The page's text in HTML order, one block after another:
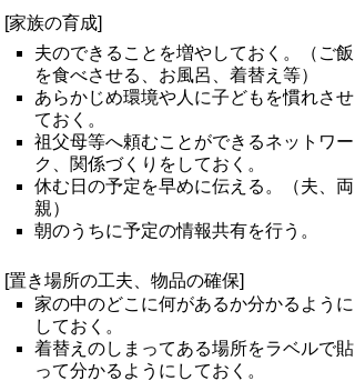
[家族の育成]
夫のできることを増やしておく。（ご飯
を食べさせる、お風呂、着替え等）
あらかじめ環境や人に子どもを慣れさせ
ておく。
祖父母等へ頼むことができるネットワー
ク、関係づくりをしておく。
休む日の予定を早めに伝える。（夫、両
親）
朝のうちに予定の情報共有を行う。
[置き場所の工夫、物品の確保]
家の中のどこに何があるか分かるように
しておく。
着替えのしまってある場所をラベルで貼
って分かるようにしておく。